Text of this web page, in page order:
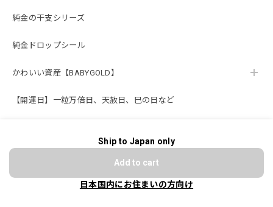
純金の干支シリーズ
純金ドロップシール
かわいい資産【BABYGOLD】
【開運日】一粒万倍日、天赦日、巳の日など
Ship to Japan only
Add to cart
日本国内にお住まいの方向け
ショップに質問する